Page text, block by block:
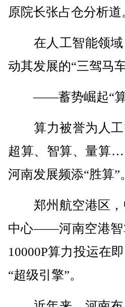
原院长张占仓分析道
在人工智能领域
动其发展的“三驾马车
——蓄势崛起“算
算力被誉为人工
超算、智算、量算
河南发展频添“胜算”
郑州航空港区，
中心——河南空港智
10000P算力投运在
“超级引擎”。